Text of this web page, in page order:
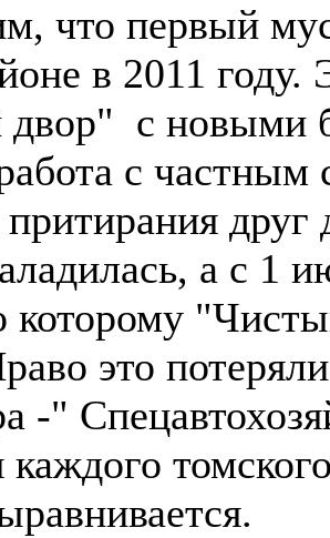
что первый
в 2011 году.
с новыми
с частным
друг
а с 1
которому
это
-"
каждого